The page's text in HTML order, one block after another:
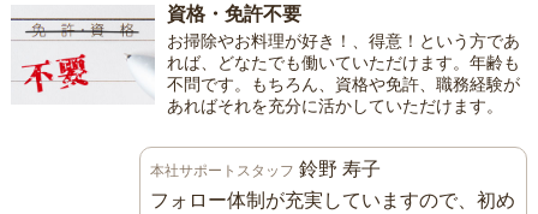
資格・免許不要
お掃除やお料理が好き！、得意！という方であ
れば、どなたでも働いていただけます。年齢も
不問です。もちろん、資格や免許、職務経験が
あればそれを充分に活かしていただけます。
本社サポートスタッフ 鈴野 寿子
フォロー体制が充実していますので、初め